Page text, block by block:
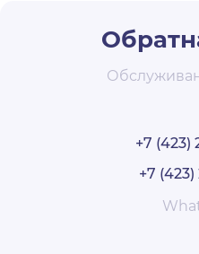
+7 (423)
+7 (423)